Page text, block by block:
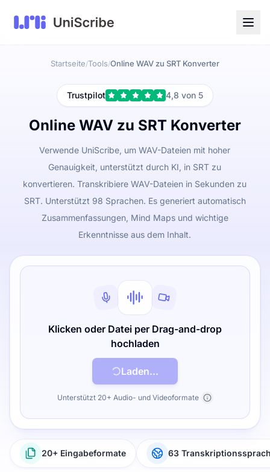
Startseite/Tools/Online WAV zu SRT Konverter
Trustpilot 4,8 von 5
Online WAV zu SRT Konverter
Verwende UniScribe, um WAV-Dateien mit hoher
Genauigkeit, unterstützt durch KI, in SRT zu
konvertieren. Transkribiere WAV-Dateien in Sekunden zu
SRT. Unterstützt 98 Sprachen. Es generiert automatisch
Zusammenfassungen, Mind Maps und wichtige
Erkenntnisse aus dem Inhalt.
Klicken oder Datei per Drag-and-drop
hochladen
Laden...
Unterstützt 20+ Audio- und Videoformate
20+ Eingabeformate 63